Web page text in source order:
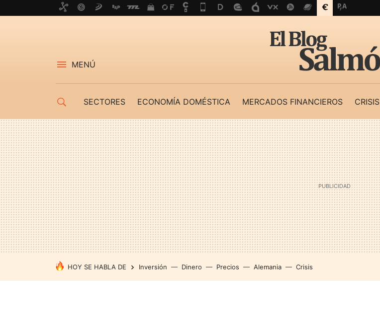
MENÚ
SECTORES ECONOMÍA DOMÉSTICA MERCADOS FINANCIEROS CRISIS
HOY SE HABLA DE Inversión Dinero Precios Alemania Crisis